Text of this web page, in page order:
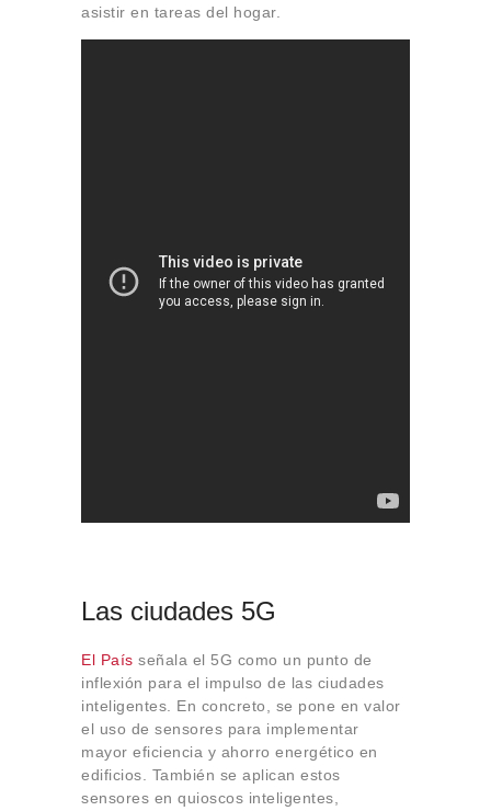
asistir en tareas del hogar.
Las ciudades 5G
El País señala el 5G como un punto de
inflexión para el impulso de las ciudades
inteligentes. En concreto, se pone en valor
el uso de sensores para implementar
mayor eficiencia y ahorro energético en
edificios. También se aplican estos
sensores en quioscos inteligentes,